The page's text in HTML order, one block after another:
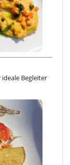
Begleiter